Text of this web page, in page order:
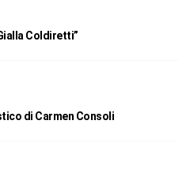
Coldiretti”
di Carmen Consoli